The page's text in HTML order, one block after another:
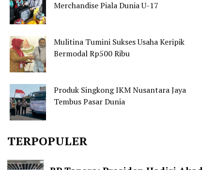
Merchandise Piala Dunia U-17
Mulitina Tumini Sukses Usaha Keripik
Bermodal Rp500 Ribu
Produk Singkong IKM Nusantara Jaya
Tembus Pasar Dunia
TERPOPULER